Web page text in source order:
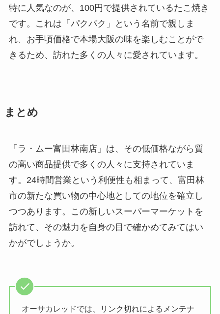
特に人気なのが、100円で提供されているたこ焼き
です。これは「パクパク」という名前で親しま
れ、お手頃価格で本場大阪の味を楽しむことがで
きるため、訪れた多くの人々に愛されています。
まとめ
「ラ・ムー富田林南店」は、その低価格ながら質
の高い商品提供で多くの人々に支持されていま
す。24時間営業という利便性も相まって、富田林
市の新たな買い物の中心地としての地位を確立し
つつあります。この新しいスーパーマーケットを
訪れて、その魅力を自身の目で確かめてみてはい
かがでしょうか。
オーサカレッドでは、リンク切れによるメンテナ